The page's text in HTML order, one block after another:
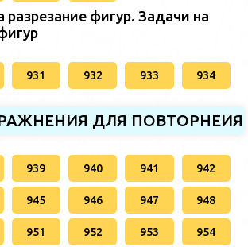
разрезание фигур. Задачи на
931 932 933 934
ДЛЯ ПОВТОРНЕИЯ
939 940 941 942
945 946 947 948
951 952 953 954